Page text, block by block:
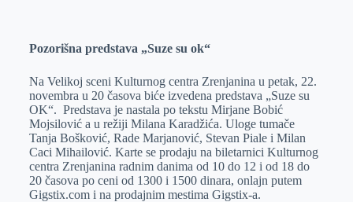
Pozorišna predstava „Suze su ok“
Na Velikoj sceni Kulturnog centra Zrenjanina u petak, 22.
novembra u 20 časova biće izvedena predstava „Suze su
OK“. Predstava je nastala po tekstu Mirjane Bobić
Mojsilović a u režiji Milana Karadžića. Uloge tumače
Tanja Bošković, Rade Marjanović, Stevan Piale i Milan
Caci Mihailović. Karte se prodaju na biletarnici Kulturnog
centra Zrenjanina radnim danima od 10 do 12 i od 18 do
20 časova po ceni od 1300 i 1500 dinara, onlajn putem
Gigstix.com i na prodajnim mestima Gigstix-a.